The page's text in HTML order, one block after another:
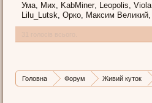
Ума Мих KabMiner Leopolis Viola
Lilu_Lutsk Орко Максим Великий
Головна Форум Живий куток